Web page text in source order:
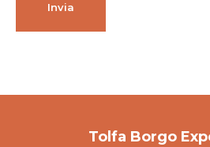
Tolfa Borgo